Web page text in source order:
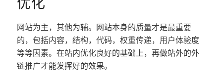
网站为主，其他为辅。网站本身的质量才是最重要
的，包括内容，结构，代码，权重传递，用户体验度
等等因素。在站内优化良好的基础上，再做站外的外
链推广才能发挥好的效果。